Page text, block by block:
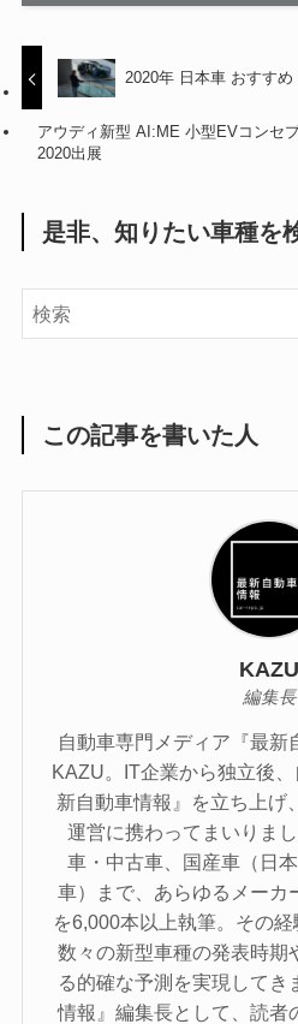
2020年 日本車 おすすめ
アウディ新型 AI:ME 小型EVコンセ
2020出展
是非、知りたい車種を
この記事を書いた人
KAZU
編集長
自動車専門メディア『最新
KAZU。IT企業から独立後
新自動車情報』を立ち上げ
運営に携わってまいりま
車・中古車、国産車（日
車）まで、あらゆるメーカ
を6,000本以上執筆。その経
数々の新型車種の発表時期
る的確な予測を実現してき
情報』編集長として、読者